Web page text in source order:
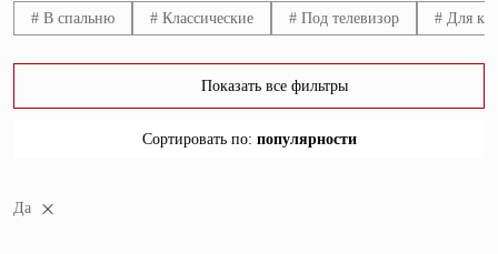
Витрины
Комоды
Столы
# В спальню # Классические # Под телевизор # Для
Показать все фильтры
Сортировать по: популярности
Да